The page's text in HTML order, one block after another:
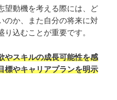
望動機を考える際には、ど
のか、また自分の将来に対
込むことが重要です。
やスキルの成長可能性を感
標やキャリアプランを明示